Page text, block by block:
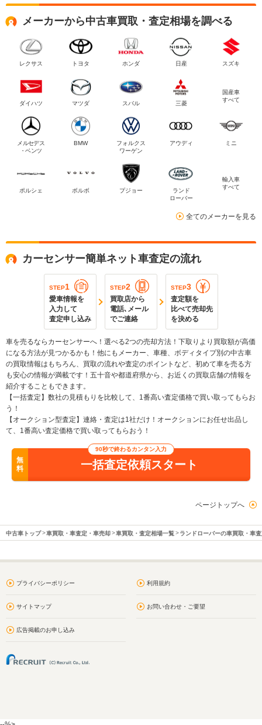
メーカーから中古車買取・査定相場を調べる
レクサス トヨタ ホンダ 日産 スズキ
ダイハツ マツダ スバル 三菱
国産車
すべて
メルセデス
・ベンツ
BMW
フォルクス
ワーゲン
アウディ ミニ
ポルシェ ボルボ プジョー
ランド
ローバー
輸入車
すべて
全てのメーカーを見る
カーセンサー簡単ネット車査定の流れ
STEP1
愛車情報を
入力して
査定申し込み
STEP2
買取店から
電話､メール
でご連絡
STEP3
査定額を
比べて売却先
を決める
車を売るならカーセンサーへ！選べる2つの売却方法！下取りより買取額が高価
になる方法が見つかるかも！他にもメーカー、車種、ボディタイプ別の中古車
の買取情報はもちろん、買取の流れや査定のポイントなど、初めて車を売る方
も安心の情報が満載です！五十音や都道府県から、お近くの買取店舗の情報を
紹介することもできます。
【一括査定】数社の見積もりを比較して、1番高い査定価格で買い取ってもらお
う！
【オークション型査定】連絡・査定は1社だけ！オークションにお任せ出品し
て、1番高い査定価格で買い取ってもらおう！
無
料
90秒で終わるカンタン入力
一括査定依頼スタート
ページトップへ
中古車トップ 車買取・車査定・車売却 車買取・査定相場一覧 ランドローバーの車買取・車
プライバシーポリシー 利用規約
サイトマップ お問い合わせ・ご要望
広告掲載のお申し込み